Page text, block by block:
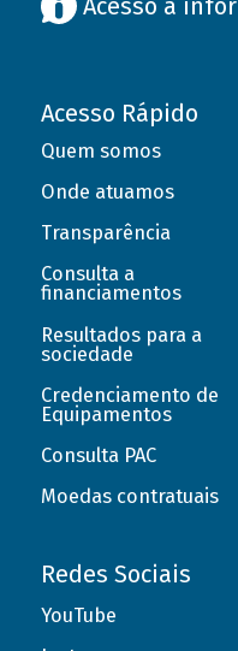
Acesso à
Acesso Rápido
Quem somos
Onde atuamos
Transparência
Consulta a
financiamentos
Resultados para a
sociedade
Credenciamento de
Equipamentos
Consulta PAC
Moedas contratuais
Redes Sociais
YouTube